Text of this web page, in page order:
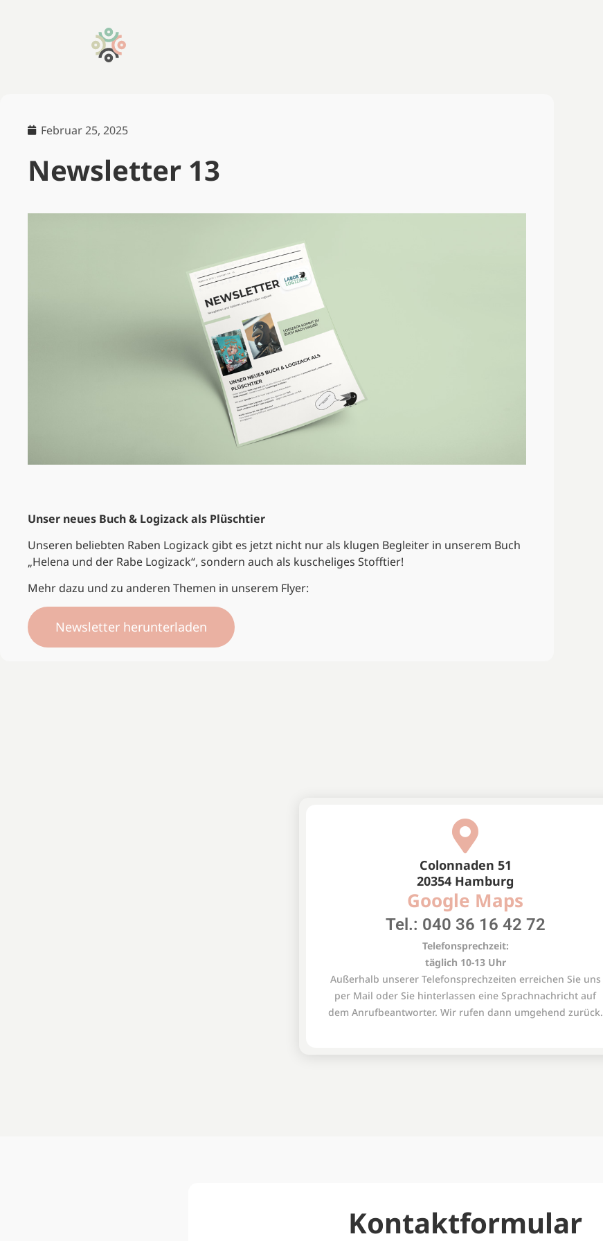
Februar 25, 2025
Newsletter 13
Unser neues Buch & Logizack als Plüschtier
Unseren beliebten Raben Logizack gibt es jetzt nicht nur als klugen Begleiter in unserem Buch
„Helena und der Rabe Logizack“, sondern auch als kuscheliges Stofftier!
Mehr dazu und zu anderen Themen in unserem Flyer:
Newsletter herunterladen
Colonnaden 51
20354 Hamburg
Google Maps
Tel.: 040 36 16 42 72
Telefonsprechzeit:
täglich 10-13 Uhr
Außerhalb unserer Telefonsprechzeiten erreichen Sie uns
per Mail oder Sie hinterlassen eine Sprachnachricht auf
dem Anrufbeantworter. Wir rufen dann umgehend zurück.
Kontaktformular